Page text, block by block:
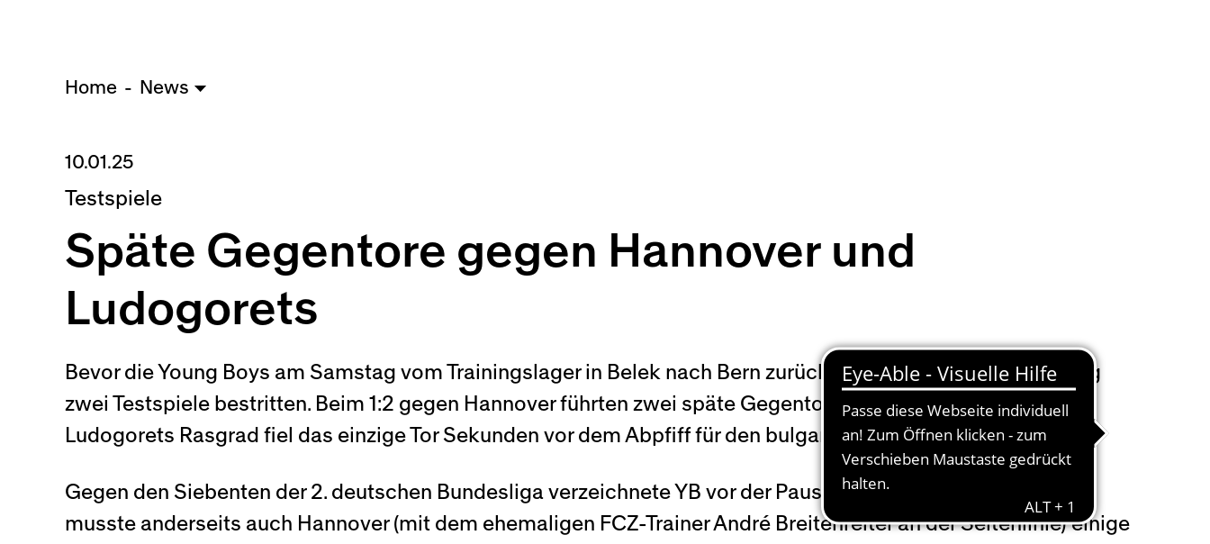
Home News
10.01.25
Testspiele
Späte Gegentore gegen Hannover und
Ludogorets
Bevor die Young Boys am Samstag vom Trainingslager in Belek nach Bern zurückkehren, haben sie am Freitag
zwei Testspiele bestritten. Beim 1:2 gegen Hannover führten zwei späte Gegentore zur Niederlage, und gegen
Ludogorets Rasgrad fiel das einzige Tor Sekunden vor dem Abpfiff für den bulgarischen Serienmeister.
Gegen den Siebenten der 2. deutschen Bundesliga verzeichnete YB vor der Pause sechs gute Möglichkeiten,
musste anderseits auch Hannover (mit dem ehemaligen FCZ-Trainer André Breitenreiter an der Seitenlinie) einige